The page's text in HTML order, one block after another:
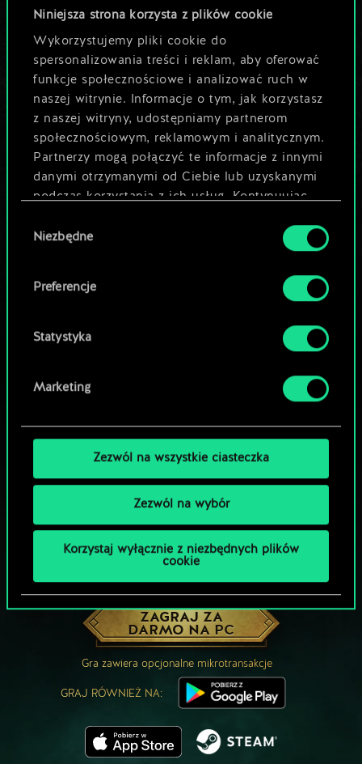
Niniejsza strona korzysta z plików cookie
Wykorzystujemy pliki cookie do
spersonalizowania treści i reklam, aby oferować
funkcje społecznościowe i analizować ruch w
naszej witrynie. Informacje o tym, jak korzystasz
z naszej witryny, udostępniamy partnerom
społecznościowym, reklamowym i analitycznym.
Partnerzy mogą połączyć te informacje z innymi
danymi otrzymanymi od Ciebie lub uzyskanymi
podczas korzystania z ich usług. Kontynuując
używanie plików cookie.
zgody
Niezbędne
Preferencje
Statystyka
Marketing
Zezwól na wszystkie ciasteczka
Zezwól na wybór
Korzystaj wyłącznie z niezbędnych plików
cookie
odkryć jej
potencjał!
Nazwij talię i opisz swoją strategię
Edytuj talię
MOŻE PARTYJKA W GWINTA?
ZAGRAJ ZA
DARMO NA PC
Gra zawiera opcjonalne mikrotransakcje
GRAJ RÓWNIEŻ NA: